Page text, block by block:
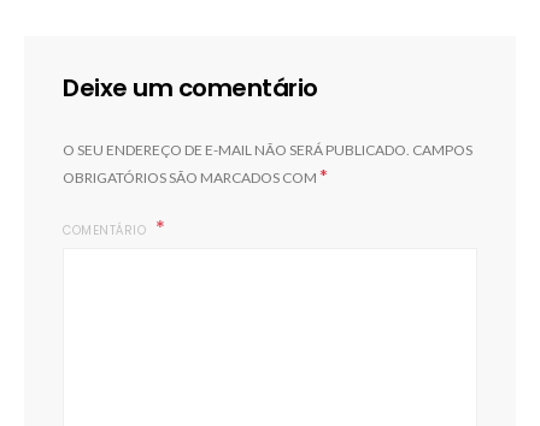
Deixe um comentário
O SEU ENDEREÇO DE E-MAIL NÃO SERÁ PUBLICADO. CAMPOS
OBRIGATÓRIOS SÃO MARCADOS COM *
COMENTÁRIO